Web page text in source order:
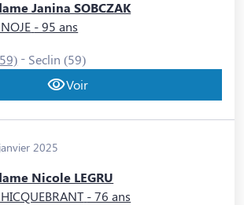
Janina SOBCZAK
- 95 ans
- Seclin (59)
Voir
2025
Nicole LEGRU
- 76 ans